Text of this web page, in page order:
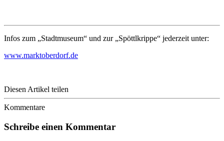
Infos zum „Stadtmuseum“ und zur „Spöttlkrippe“ jederzeit unter:
www.marktoberdorf.de
Diesen Artikel teilen
Kommentare
Schreibe einen Kommentar